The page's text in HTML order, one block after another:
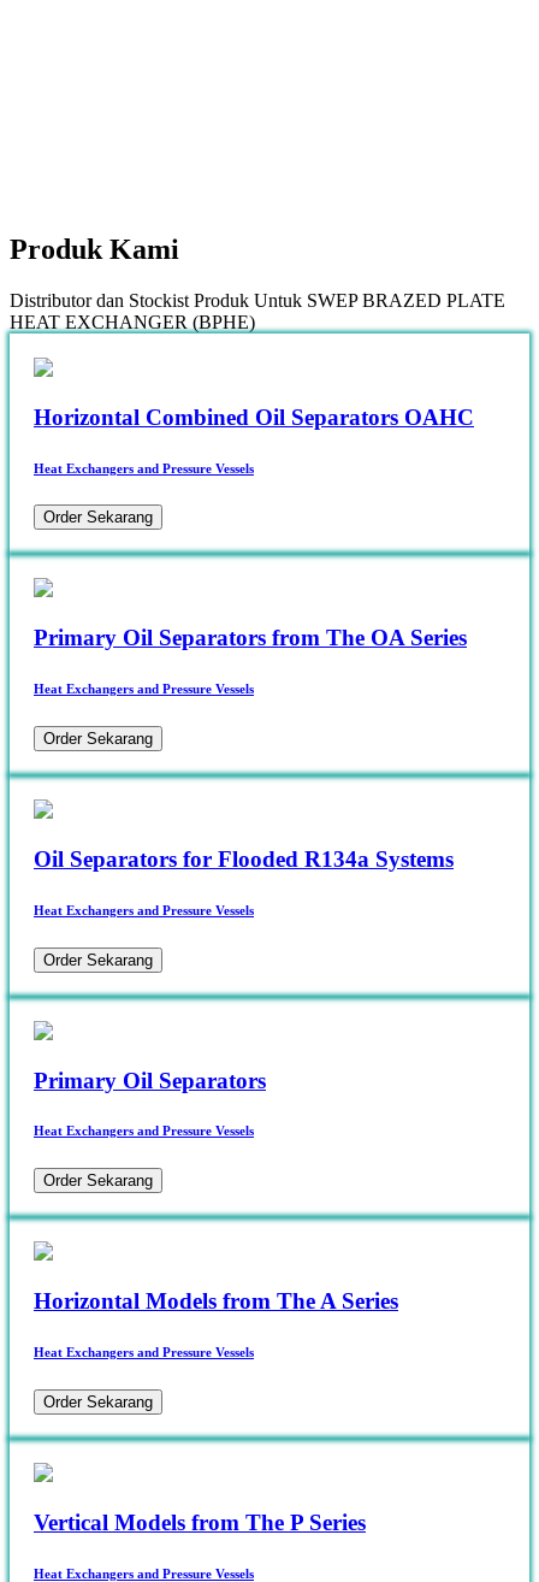
Produk Kami
Distributor dan Stockist Produk Untuk SWEP BRAZED PLATE
HEAT EXCHANGER (BPHE)
Horizontal Combined Oil Separators OAHC
Heat Exchangers and Pressure Vessels
Order Sekarang
Primary Oil Separators from The OA Series
Heat Exchangers and Pressure Vessels
Order Sekarang
Oil Separators for Flooded R134a Systems
Heat Exchangers and Pressure Vessels
Order Sekarang
Primary Oil Separators
Heat Exchangers and Pressure Vessels
Order Sekarang
Horizontal Models from The A Series
Heat Exchangers and Pressure Vessels
Order Sekarang
Vertical Models from The P Series
Heat Exchangers and Pressure Vessels